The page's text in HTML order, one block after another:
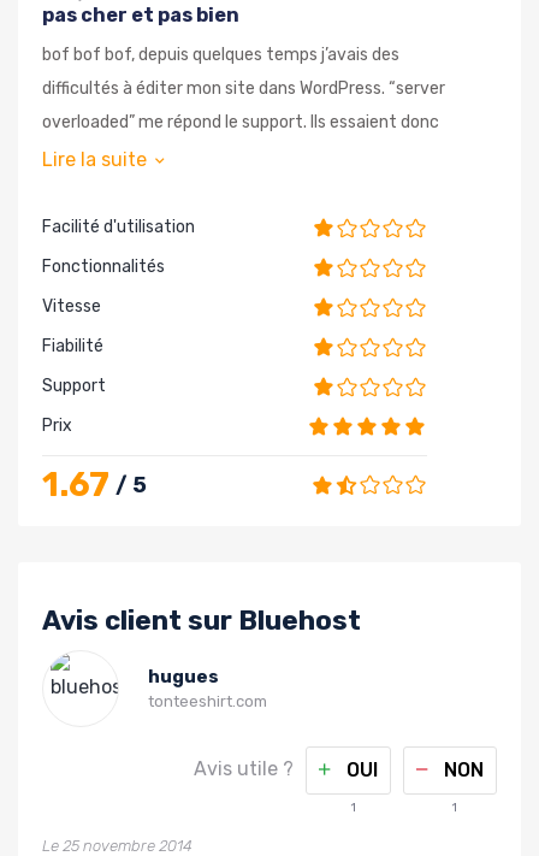
Facilité d'utilisation
Fonctionnalités
Vitesse
Fiabilité
Support
Prix
1.67 / 5
pas cher et pas bien
bof bof bof, depuis quelques temps j’avais des
difficultés à éditer mon site dans WordPress. “server
overloaded” me répond le support. Ils essaient donc
d’optimiser mais, boom, la base de données du site
après.
Déjà 96 heures et rien n’a été fait. Impossible
Lire la suite
Avis client sur Bluehost
hugues
tonteeshirt.com
Avis utile ? OUI
1
NON
1
Le 25 novembre 2014